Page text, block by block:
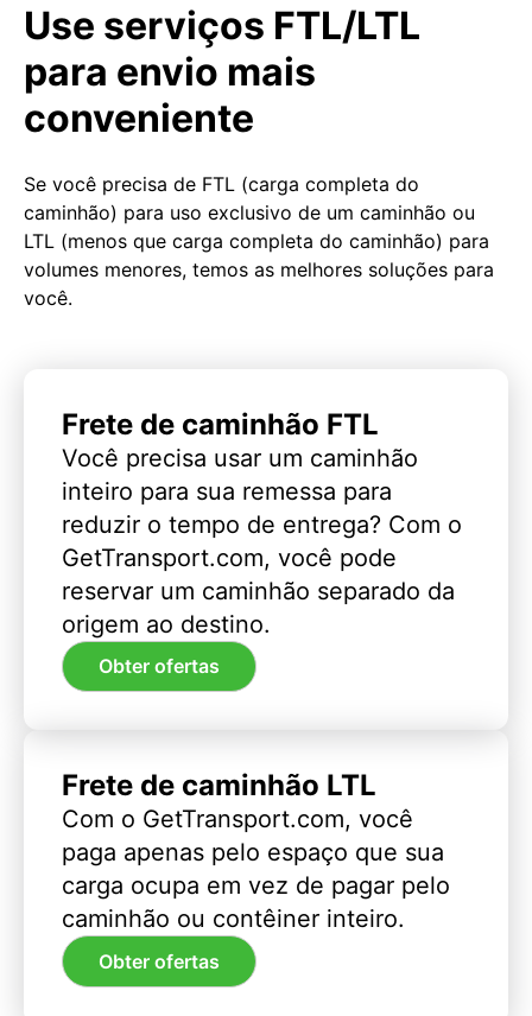
Use serviços FTL/LTL
para envio mais
conveniente
Se você precisa de FTL (carga completa do
caminhão) para uso exclusivo de um caminhão ou
LTL (menos que carga completa do caminhão) para
volumes menores, temos as melhores soluções para
você.
Frete de caminhão FTL
Você precisa usar um caminhão
inteiro para sua remessa para
reduzir o tempo de entrega? Com o
GetTransport.com, você pode
reservar um caminhão separado da
origem ao destino.
Obter ofertas
Frete de caminhão LTL
Com o GetTransport.com, você
paga apenas pelo espaço que sua
carga ocupa em vez de pagar pelo
caminhão ou contêiner inteiro.
Obter ofertas